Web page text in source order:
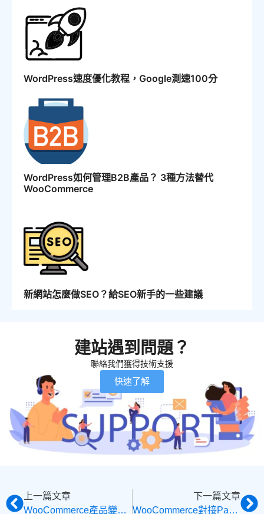
WordPress速度優化教程，Google測速100分
WordPress如何管理B2B產品？ 3種方法替代
WooCommerce
新網站怎麼做SEO？給SEO新手的一些建議
建站遇到問題？
聯絡我們獲得技術支援
快速了解
上一篇文章
WooCommerce產品變體設置，屬性SKU色板管理Variation Swatches外掛程式教學
下一篇文章
WooCommerce對接PayPal支付外掛完整指南